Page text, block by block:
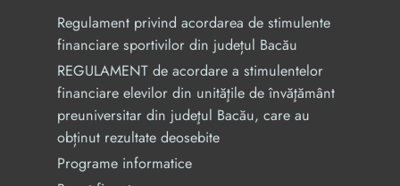
Regulament privind acordarea de stimulente
financiare sportivilor din județul Bacău
REGULAMENT de acordare a stimulentelor
financiare elevilor din unităţile de învăţământ
preuniversitar din judeţul Bacău, care au
obținut rezultate deosebite
Programe informatice